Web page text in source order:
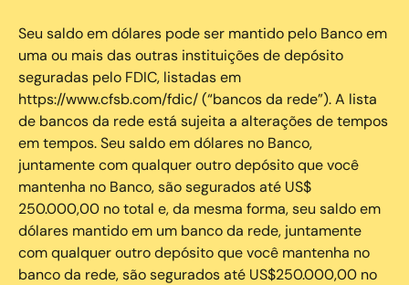
Seu saldo em dólares pode ser mantido pelo Banco em
uma ou mais das outras instituições de depósito
seguradas pelo FDIC, listadas em
https://www.cfsb.com/fdic/ (“bancos da rede”). A lista
de bancos da rede está sujeita a alterações de tempos
em tempos. Seu saldo em dólares no Banco,
juntamente com qualquer outro depósito que você
mantenha no Banco, são segurados até US$
250.000,00 no total e, da mesma forma, seu saldo em
dólares mantido em um banco da rede, juntamente
com qualquer outro depósito que você mantenha no
banco da rede, são segurados até US$250.000,00 no